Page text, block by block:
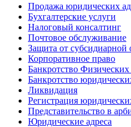
Продажа юридических
Бухгалтерские услуги
Налоговый консалтинг
Почтовое обслуживание
Защита от субсидиарной
Корпоративное право
Банкротство
Банкротство
Ликвидация
Регистрация
Представительство в
Юридические адреса